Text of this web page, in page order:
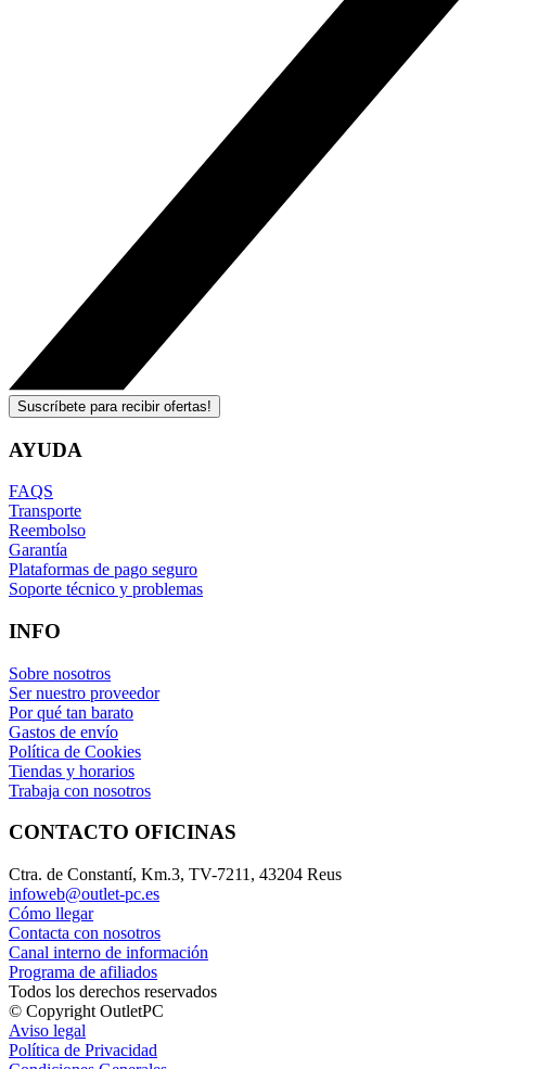
Suscríbete para recibir ofertas!
AYUDA
FAQS
Transporte
Reembolso
Garantía
Plataformas de pago seguro
Soporte técnico y problemas
INFO
Sobre nosotros
Ser nuestro proveedor
Por qué tan barato
Gastos de envío
Política de Cookies
Tiendas y horarios
Trabaja con nosotros
CONTACTO OFICINAS
Ctra. de Constantí, Km.3, TV-7211, 43204 Reus
infoweb@outlet-pc.es
Cómo llegar
Contacta con nosotros
Canal interno de información
Programa de afiliados
Todos los derechos reservados
© Copyright OutletPC
Aviso legal
Política de Privacidad